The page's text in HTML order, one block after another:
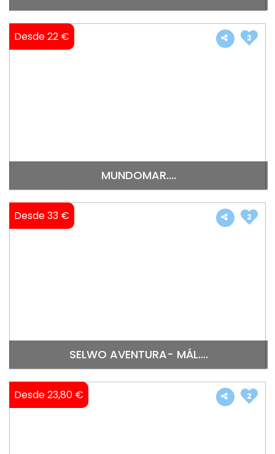
Desde 22 €
MUNDOMAR....
2
Desde 33 €
SELWO AVENTURA- MÁL....
2
Desde 23,80 € 2